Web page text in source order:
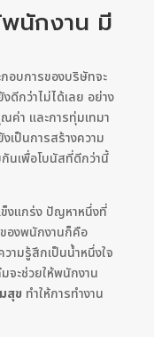
พนักงาน มี
อบการของบริษัทจะ
กว่าไม่ได้เลย อย่าง
ค่า และการทุ่มเทมา
ป็นการสร้างความ
นเพื่อโบนัสที่ดีกว่านี้
งแกร่ง ปัญหาหนึ่งที่
องพนักงานก็คือ
ามรู้สึกเป็นน้ำหนึ่งใจ
จะช่วยให้พนักงาน
สุข ทำให้การทำงาน